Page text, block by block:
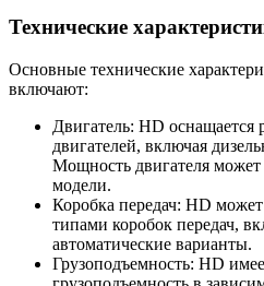
Технические
Основные технические
включают:
Двигатель: HD
двигателей, включая
Мощность двигателя может
модели.
Коробка передач: HD
типами коробок передач,
автоматические варианты.
Грузоподъемность: HD